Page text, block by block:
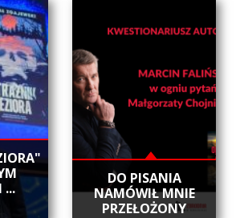
...
DO PISANIA
NAMÓWIŁ MNIE
PRZEŁOŻONY